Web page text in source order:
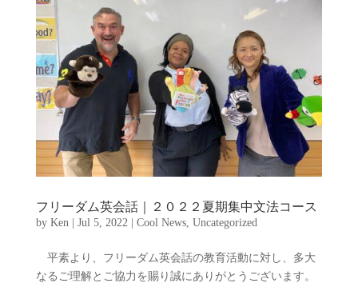
フリーダム英会話｜２０２２夏期集中文法コース
by Ken Jul 5, 2022 Cool News, Uncategorized
平素より、フリーダム英会話の教育活動に対し、多大
なるご理解とご協力を賜り誠にありがとうございます。